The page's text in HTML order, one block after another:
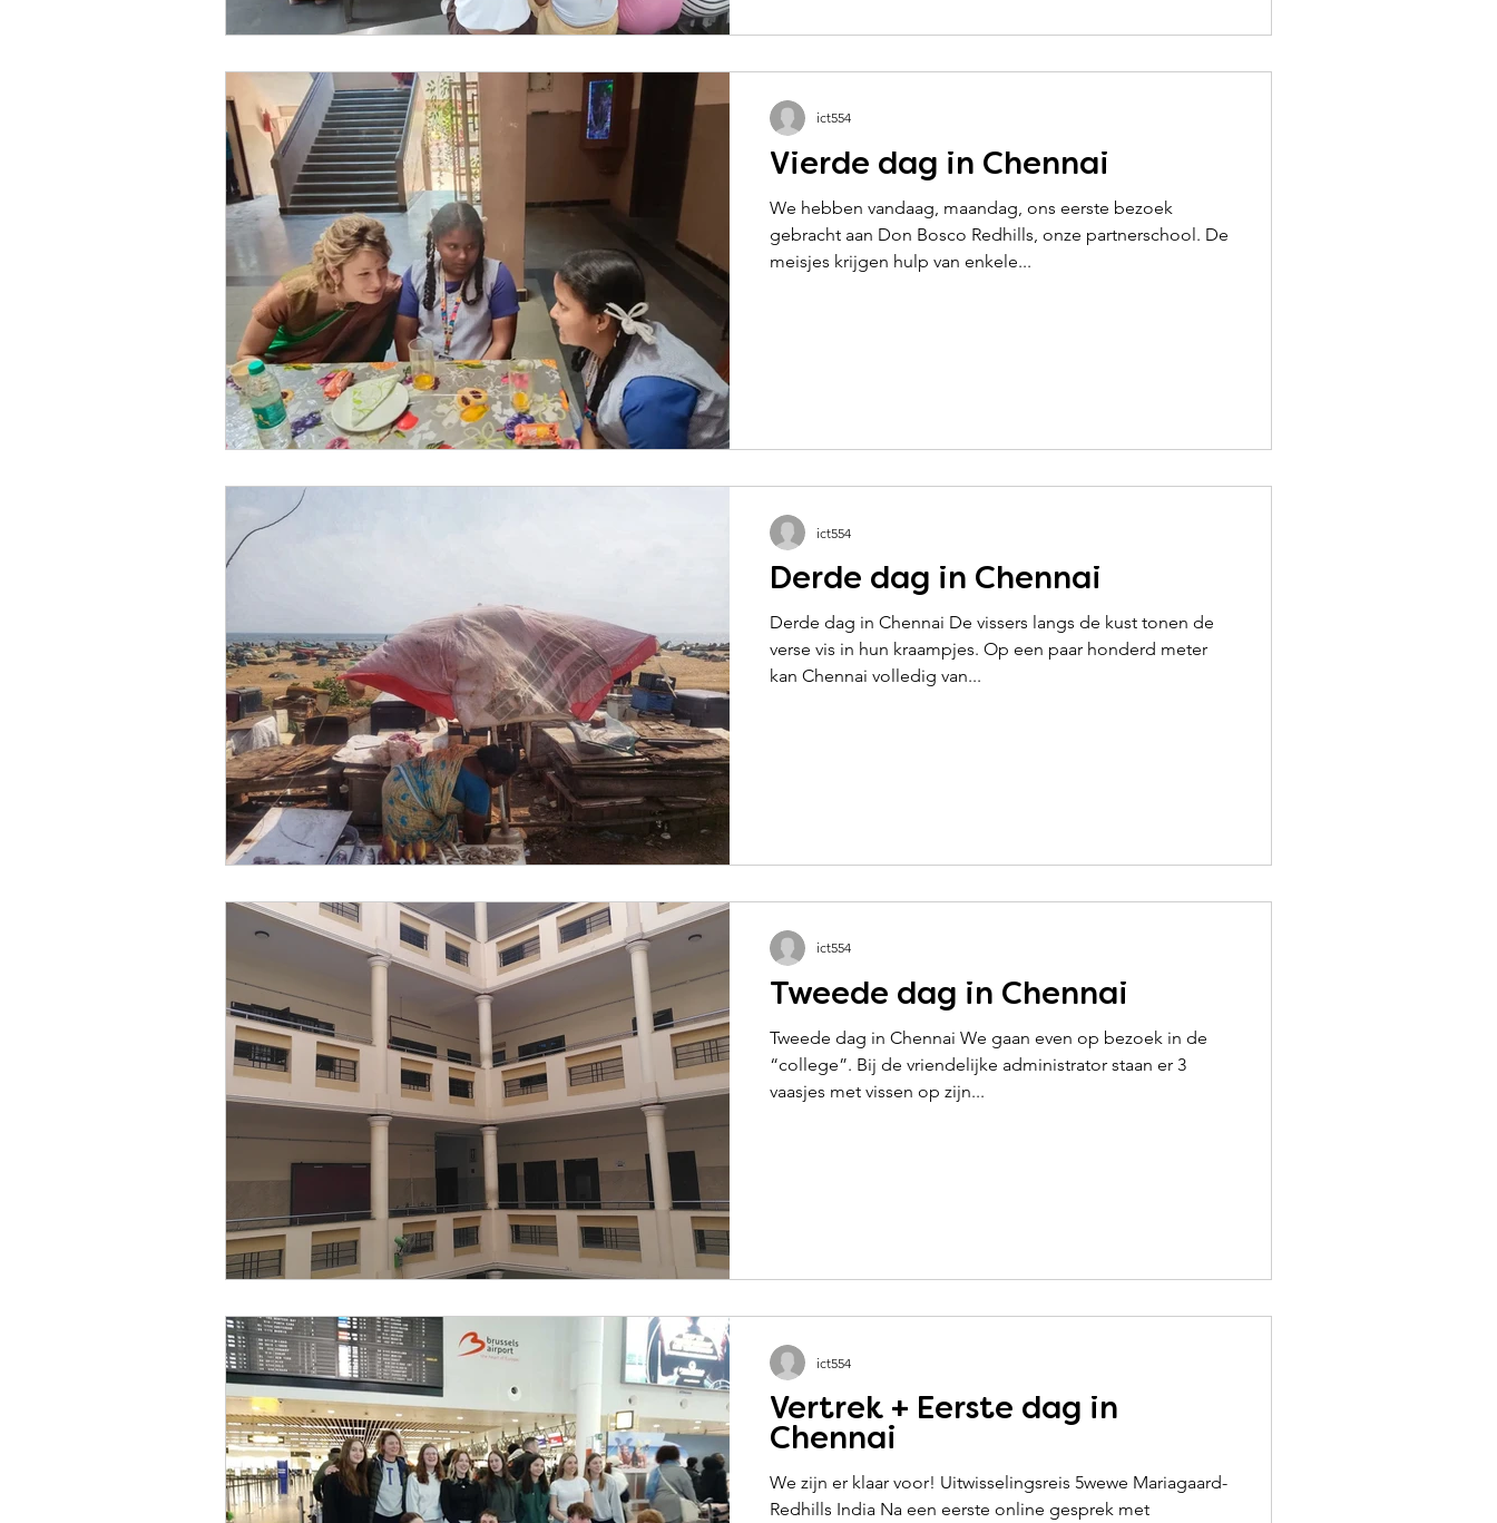
Vierde dag in Chennai
We hebben vandaag, maandag, ons eerste bezoek
gebracht aan Don Bosco Redhills, onze partnerschool. De
meisjes krijgen hulp van enkele...
ict554
Derde dag in Chennai
Derde dag in Chennai De vissers langs de kust tonen de
verse vis in hun kraampjes. Op een paar honderd meter
kan Chennai volledig van...
ict554
Tweede dag in Chennai
Tweede dag in Chennai We gaan even op bezoek in de
“college”. Bij de vriendelijke administrator staan er 3
vaasjes met vissen op zijn...
ict554
Vertrek + Eerste dag in
Chennai
We zijn er klaar voor! Uitwisselingsreis 5wewe Mariagaard-
Redhills India Na een eerste online gesprek met
ict554